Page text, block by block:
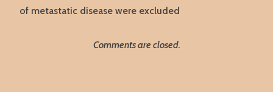
of metastatic disease were excluded
Comments are closed.